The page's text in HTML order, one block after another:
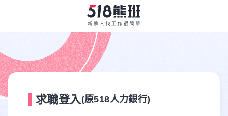
求職登入 (原518人力銀行)